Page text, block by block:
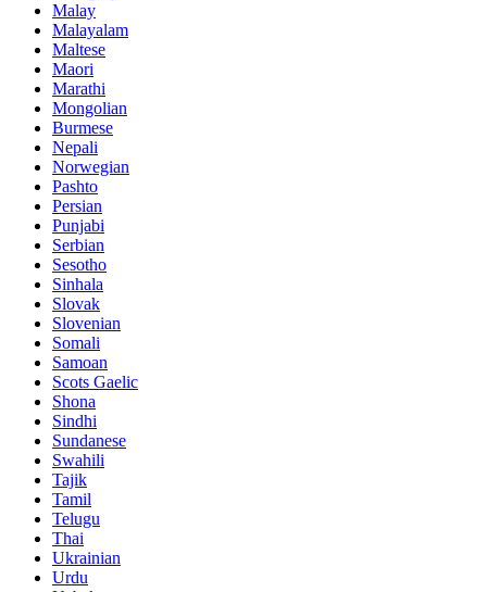
Malay
Malayalam
Maltese
Maori
Marathi
Mongolian
Burmese
Nepali
Norwegian
Pashto
Persian
Punjabi
Serbian
Sesotho
Sinhala
Slovak
Slovenian
Somali
Samoan
Scots Gaelic
Shona
Sindhi
Sundanese
Swahili
Tajik
Tamil
Telugu
Thai
Ukrainian
Urdu